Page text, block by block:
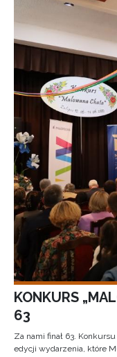
KONKURS
63
Za nami finał 63.
edycji wydarzenia, które